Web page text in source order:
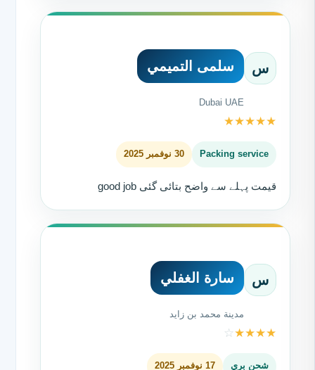
س سلمى التميمي
Dubai UAE
★
★
★
★
★
Packing service 30 نوفمبر 2025
قیمت پہلے سے واضح بتائی گئی good job
س سارة الغفلي
مدينة محمد بن زايد
★
★
★
★
☆
شحن بري 17 نوفمبر 2025